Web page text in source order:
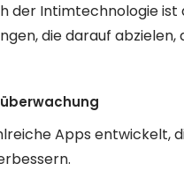
der Intimtechnologie ist
die darauf
Apps entwickelt,